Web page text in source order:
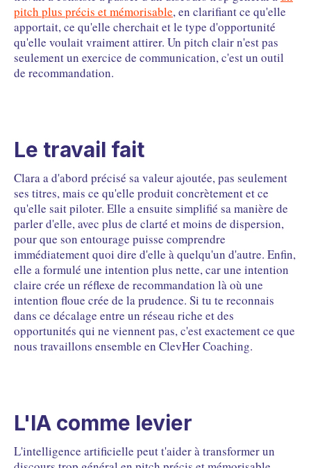
pitch plus précis et mémorisable, en clarifiant ce qu'elle
apportait, ce qu'elle cherchait et le type d'opportunité
qu'elle voulait vraiment attirer. Un pitch clair n'est pas
seulement un exercice de communication, c'est un outil
de recommandation.
Le travail fait
Clara a d'abord précisé sa valeur ajoutée, pas seulement
ses titres, mais ce qu'elle produit concrètement et ce
qu'elle sait piloter. Elle a ensuite simplifié sa manière de
parler d'elle, avec plus de clarté et moins de dispersion,
pour que son entourage puisse comprendre
immédiatement quoi dire d'elle à quelqu'un d'autre. Enfin,
elle a formulé une intention plus nette, car une intention
claire crée un réflexe de recommandation là où une
intention floue crée de la prudence. Si tu te reconnais
dans ce décalage entre un réseau riche et des
opportunités qui ne viennent pas, c'est exactement ce que
nous travaillons ensemble en ClevHer Coaching.
L'IA comme levier
L'intelligence artificielle peut t'aider à transformer un